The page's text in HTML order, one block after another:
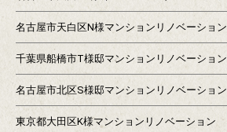
名古屋市天白区N様マンションリノベーション
千葉県船橋市T様邸マンションリノベーション
名古屋市北区S様邸マンションリノベーション
東京都大田区K様マンションリノベーション